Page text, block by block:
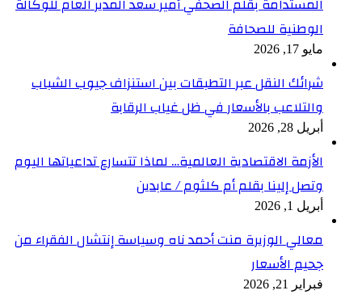
الوطنية للصحافة
مايو 17, 2026
شرائك النقل عبر التطبقات بين استنزاف جيوب الشباب
والتلاعب بالأسعار في ظل غياب الرقابة
أبريل 28, 2026
الأزمة الاقتصادية العالمية… لماذا تتسارع تداعياتها اليوم
وتصل إلينا بقلم أم كلثوم / عابدين
أبريل 1, 2026
معالي الوزيرة منت أحمد ناه وسياسة إنتشال الفقراء من
جحيم الأسعار
فبراير 21, 2026